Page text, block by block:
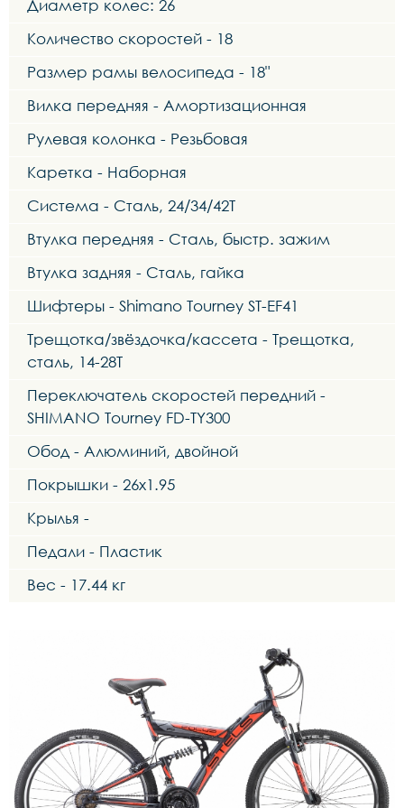
Диаметр колес: 26
Количество скоростей - 18
Размер рамы велосипеда - 18"
Вилка передняя - Амортизационная
Рулевая колонка - Резьбовая
Каретка - Наборная
Система - Сталь, 24/34/42Т
Втулка передняя - Сталь, быстр. зажим
Втулка задняя - Сталь, гайка
Шифтеры - Shimano Tourney ST-EF41
Трещотка/звёздочка/кассета - Трещотка,
сталь, 14-28Т
Переключатель скоростей передний -
SHIMANO Tourney FD-TY300
Обод - Алюминий, двойной
Покрышки - 26x1.95
Крылья -
Педали - Пластик
Вес - 17.44 кг